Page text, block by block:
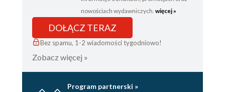
nowościach wydawniczych. więcej »
DOŁĄCZ TERAZ
Bez spamu, 1-2 wiadomości tygodniowo!
Zobacz więcej »
Program partnerski »